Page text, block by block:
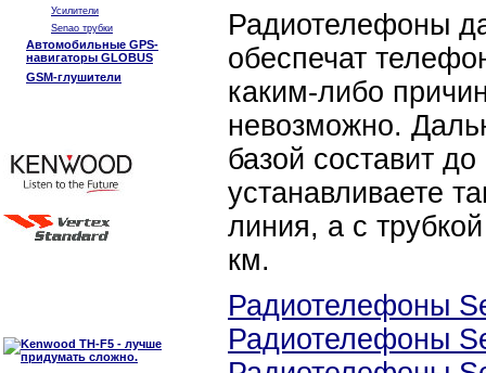
Усилители
Senao трубки
Автомобильные GPS-
навигаторы GLOBUS
GSM-глушители
Радиотелефоны
обеспечат
каким-либо
невозможно.
базой составит
устанавливаете
линия, а с
км.
Радиотелефоны
Радиотелефоны